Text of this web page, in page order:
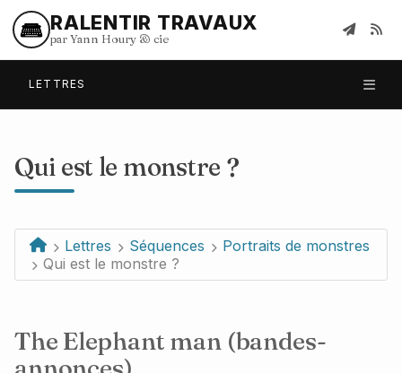
RALENTIR TRAVAUX
par Yann Houry & cie
LETTRES
Qui est le monstre ?
Lettres Séquences
Portraits de monstres
Qui est le monstre ?
The Elephant man (bandes-